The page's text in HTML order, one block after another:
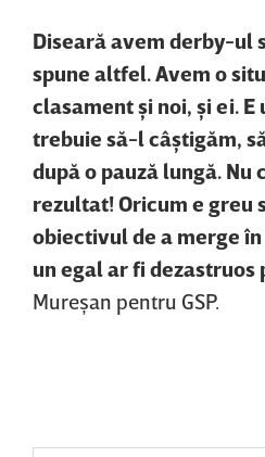
Diseară avem derby-ul
spune altfel. Avem o
clasament şi noi, şi ei. E
trebuie să-l câştigăm,
după o pauză lungă. Nu
rezultat! Oricum e greu
obiectivul de a merge în
un egal ar fi dezastruos
Mureşan pentru GSP.